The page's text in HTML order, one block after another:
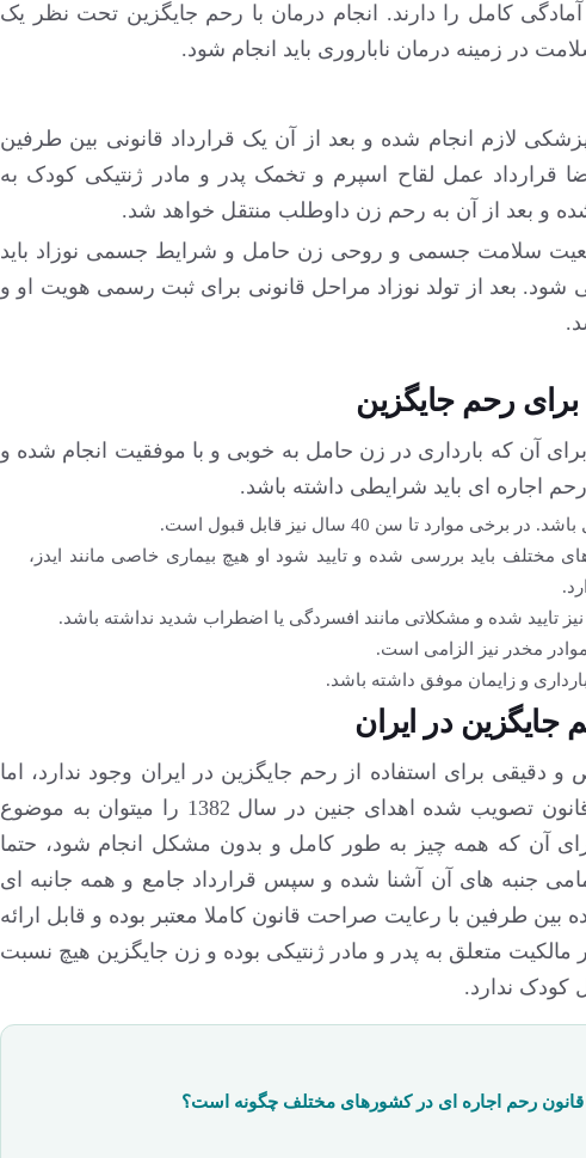
کامل را دارند. انجام درمان با رحم جایگزین تحت نظر یک
در زمینه درمان ناباروری باید انجام شود.
لازم انجام شده و بعد از آن یک قرارداد قانونی بین طرفین
قرارداد عمل لقاح اسپرم و تخمک پدر و مادر ژنتیکی کودک به
و بعد از آن به رحم زن داوطلب منتقل خواهد شد.
سلامت جسمی و روحی زن حامل و شرایط جسمی نوزاد باید
بعد از تولد نوزاد مراحل قانونی برای ثبت رسمی هویت او و
رحم جایگزین
آن که بارداری در زن حامل به خوبی و با موفقیت انجام شده و
اجاره ای باید شرایطی داشته باشد.
مختلف باید بررسی شده و تایید شود او هیچ بیماری خاصی مانند ایدز،
تایید شده و مشکلاتی مانند افسردگی یا اضطراب شدید نداشته باشد.
مخدر نیز الزامی است.
و زایمان موفق داشته باشد.
جایگزین در ایران
برای استفاده از رحم جایگزین در ایران وجود ندارد، اما
انجام آن نیز ممنوع است. قانون تصویب شده اهدای جنین در سال 1382 را می‎توان به موضوع
آن که همه چیز به طور کامل و بدون مشکل انجام شود، حتما
جنبه ‏های آن آشنا شده و سپس قرارداد جامع و همه جانبه ای
بین طرفین با رعایت صراحت قانون کاملا معتبر بوده و قابل ارائه
مالکیت متعلق به پدر و مادر ژنتیکی بوده و زن جایگزین هیچ نسبت
کودک ندارد.
قانون رحم اجاره ای در کشورهای مختلف چگونه است؟